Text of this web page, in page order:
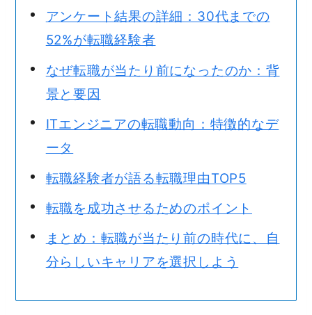
アンケート結果の詳細：30代までの
52%が転職経験者
なぜ転職が当たり前になったのか：背
景と要因
ITエンジニアの転職動向：特徴的なデ
ータ
転職経験者が語る転職理由TOP5
転職を成功させるためのポイント
まとめ：転職が当たり前の時代に、自
分らしいキャリアを選択しよう